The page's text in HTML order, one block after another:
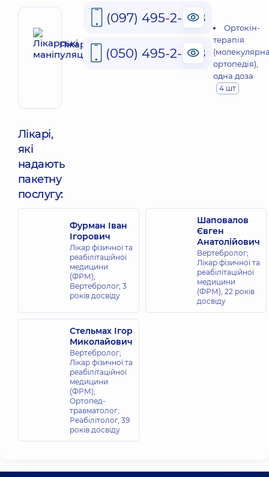
Лікарські маніпуляції
Ортокін-
терапія
ортопедія),
одна доза
4 шт
Лікарі,
які
надають
пакетну
послугу:
Фурман Іван
Ігорович
Лікар фізичної та
реабілітаційної
медицини
(ФРМ);
Вертебролог, 3
років досвіду
Шаповалов
Євген
Анатолійович
Вертебролог;
Лікар фізичної та
реабілітаційної
медицини
(ФРМ), 22 років
досвіду
Стельмах Ігор
Миколайович
Вертебролог;
Лікар фізичної та
реабілітаційної
медицини
(ФРМ);
Ортопед-
травматолог;
Реабілітолог, 39
років досвіду
(097) 495-2-888
(050) 495-2-888